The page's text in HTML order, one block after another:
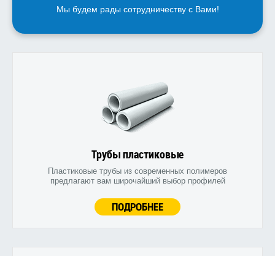
Мы будем рады сотрудничеству с Вами!
Трубы пластиковые
Пластиковые трубы из современных полимеров
предлагают вам широчайший выбор профилей
ПОДРОБНЕЕ